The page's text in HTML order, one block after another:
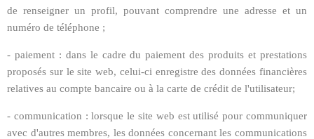
de renseigner un profil, pouvant comprendre une adresse et un
numéro de téléphone ;
- paiement : dans le cadre du paiement des produits et prestations
proposés sur le site web, celui-ci enregistre des données financières
relatives au compte bancaire ou à la carte de crédit de l'utilisateur;
- communication : lorsque le site web est utilisé pour communiquer
avec d'autres membres, les données concernant les communications